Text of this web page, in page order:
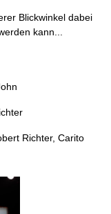
Blickwinkel dabei
kann...
Richter, Carito